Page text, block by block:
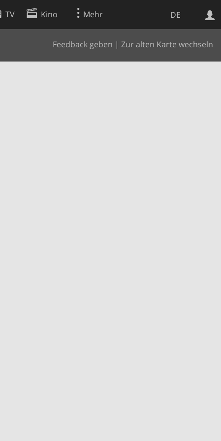
DE
TV Kino Mehr
Feedback geben | Zur alten Karte wechseln
Websuche